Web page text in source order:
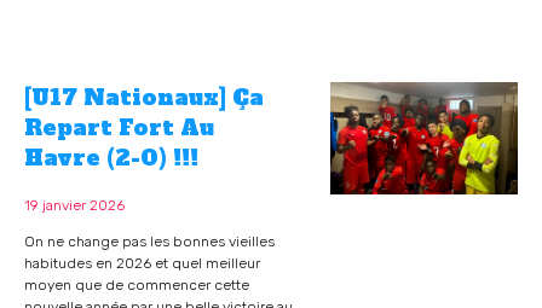
[U17 Nationaux] Ça
Repart Fort Au
Havre (2-0) !!!
19 janvier 2026
On ne change pas les bonnes vieilles
habitudes en 2026 et quel meilleur
moyen que de commencer cette